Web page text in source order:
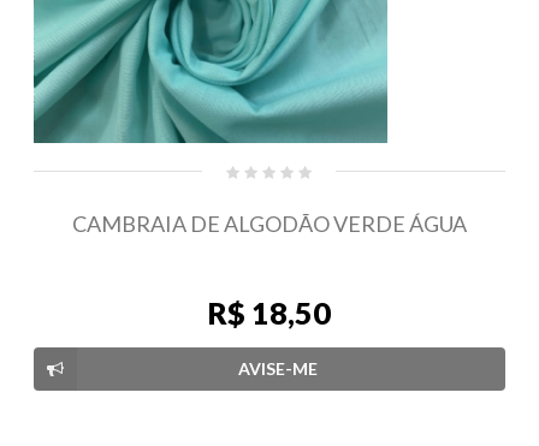
CAMBRAIA DE ALGODÃO VERDE ÁGUA
R$ 18,50
AVISE-ME